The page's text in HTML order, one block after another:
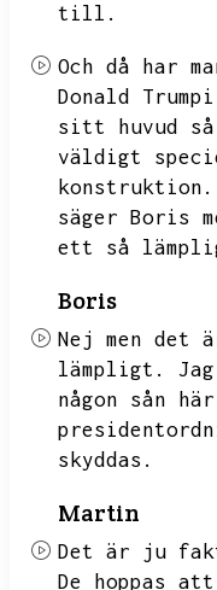
till.
Och då har
Donald
sitt huvud så
väldigt
konstruktion.
säger Boris
ett så
Boris
Nej men
lämpligt.
någon sån
skyddas.
Martin
Det är ju
De hoppas